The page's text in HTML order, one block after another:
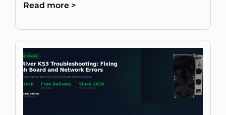
hardware.
Read more >